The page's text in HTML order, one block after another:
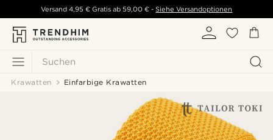
Suchen
Versand 4,95 € Gratis ab 59,00 € - Siehe Versandoptionen
Krawatten Einfarbige Krawatten